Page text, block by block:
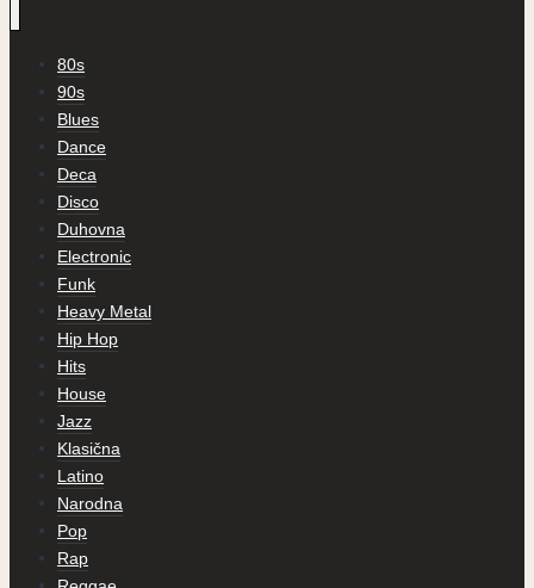
80s
90s
Blues
Dance
Deca
Disco
Duhovna
Electronic
Funk
Heavy Metal
Hip Hop
Hits
House
Jazz
Klasična
Latino
Narodna
Pop
Rap